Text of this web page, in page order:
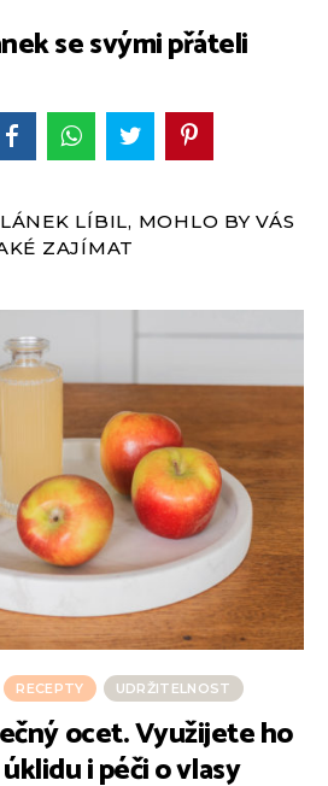
se svými přáteli
LÍBIL, MOHLO BY VÁS
ZAJÍMAT
RECEPTY UDRŽITELNOST
ocet. Využijete ho
i péči o vlasy